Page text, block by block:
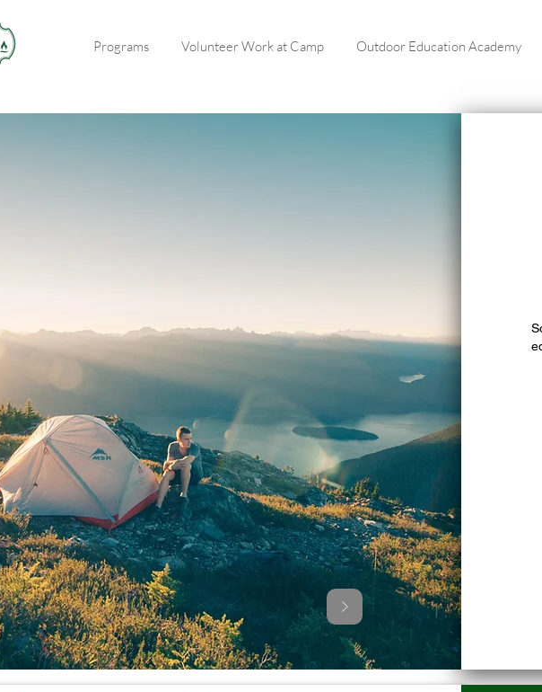
Programs Volunteer Work at Camp Outdoor Education Academy